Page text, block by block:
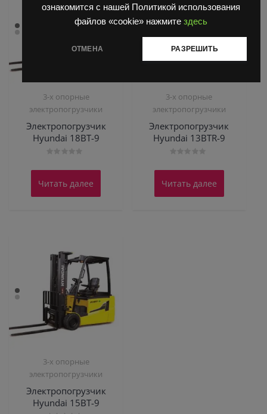
ознакомится с нашей Политикой использования
файлов «cookie» нажмите здесь
ОТМЕНА РАЗРЕШИТЬ
3-х опорные
электропогрузчики
Электропогрузчик
Hyundai 18BT-9
0
5
Читать далее
3-х опорные
электропогрузчики
Электропогрузчик
Hyundai 13BTR-9
0
5
Читать далее
3-х опорные
электропогрузчики
Электропогрузчик
Hyundai 15BT-9